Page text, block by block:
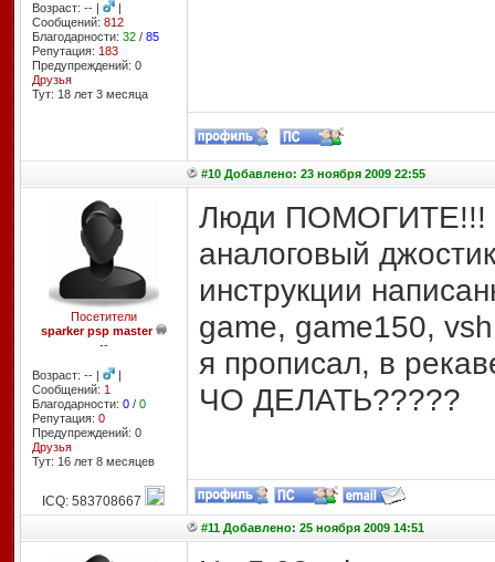
Возраст: -- |
|
Сообщений: 812
Благодарности: 32/ 85
Репутация: 183
Предупреждений: 0
Друзья
Тут: 18 лет 3 месяцa
#10 Добавлено: 23 ноября 2009 22:55
Посетители
sparker psp master
--
Возраст: -- |
|
Сообщений: 1
Благодарности: 0/ 0
Репутация: 0
Предупреждений: 0
Друзья
Тут: 16 лет 8 месяцев
Люди ПОМОГИТЕ!!!
аналоговый
инструкции
game, game150,
я прописал, в
ЧО ДЕЛАТЬ?????
ICQ: 583708667
#11 Добавлено: 25 ноября 2009 14:51